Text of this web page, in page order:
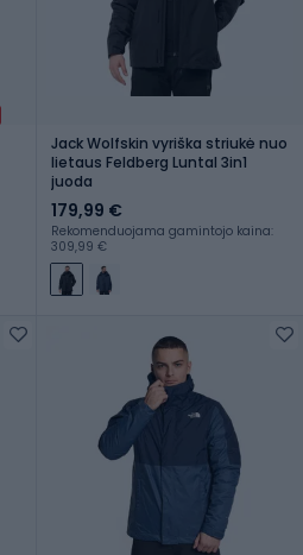
Jack Wolfskin vyriška striukė nuo
lietaus Feldberg Luntal 3in1
juoda
179,99 €
Rekomenduojama gamintojo kaina:
309,99 €